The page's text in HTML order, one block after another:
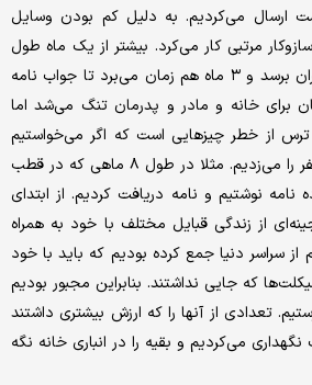
ارسال می‌کردیم. به دلیل کم بودن وسایل
مرتبی کار می‌کرد. بیشتر از یک ماه طول
می‌کشید که نامه ما به تهران برسد و ۳ ماه هم زمان می‌برد تا جواب نامه
برای خانه و مادر و پدرمان تنگ می‌شد اما
از خطر چیزهایی است که اگر می‌خواستیم
به آن فکر کنیم باید قید سفر را می‌زدیم. مثلا در طول ۸ ماهی که در قطب
خانواده نامه نوشتیم و نامه دریافت کردیم. از ابتدای
از زندگی قبایل مختلف با خود به همراه
از سراسر دنیا جمع کرده بودیم که باید با خود
که جایی نداشتند. بنابراین مجبور بودیم
تعدادی از آنها را که ارزش بیشتری داشتند
می‌کردیم و بقیه را در انباری خانه نگه